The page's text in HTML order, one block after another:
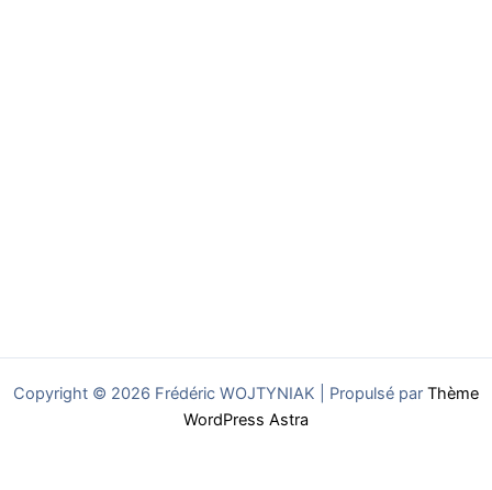
Copyright © 2026 Frédéric WOJTYNIAK | Propulsé par Thème
WordPress Astra